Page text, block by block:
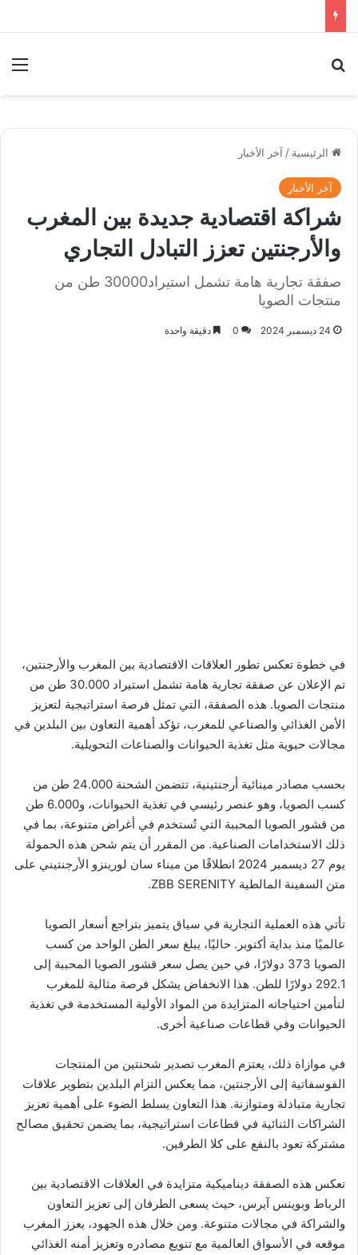
الرئيسية / آخر الأخبار
آخر الأخبار
شراكة اقتصادية جديدة بين المغرب
والأرجنتين تعزز التبادل التجاري
صفقة تجارية هامة تشمل استيراد30000 طن من
منتجات الصويا
24 ديسمبر 2024 0 دقيقة واحدة
في خطوة تعكس تطور العلاقات الاقتصادية بين المغرب والأرجنتين،
تم الإعلان عن صفقة تجارية هامة تشمل استيراد 30.000 طن من
منتجات الصويا. هذه الصفقة، التي تمثل فرصة استراتيجية لتعزيز
الأمن الغذائي والصناعي للمغرب، تؤكد أهمية التعاون بين البلدين في
مجالات حيوية مثل تغذية الحيوانات والصناعات التحويلية.
بحسب مصادر مينائية أرجنتينية، تتضمن الشحنة 24.000 طن من
كسب الصويا، وهو عنصر رئيسي في تغذية الحيوانات، و6.000 طن
من قشور الصويا المحببة التي تُستخدم في أغراض متنوعة، بما في
ذلك الاستخدامات الصناعية. من المقرر أن يتم شحن هذه الحمولة
يوم 27 ديسمبر 2024 انطلاقًا من ميناء سان لورينزو الأرجنتيني على
متن السفينة المالطية ZBB SERENITY.
تأتي هذه العملية التجارية في سياق يتميز بتراجع أسعار الصويا
عالميًا منذ بداية أكتوبر. حاليًا، يبلغ سعر الطن الواحد من كسب
الصويا 373 دولارًا، في حين يصل سعر قشور الصويا المحببة إلى
292.1 دولارًا للطن. هذا الانخفاض يشكل فرصة مثالية للمغرب
لتأمين احتياجاته المتزايدة من المواد الأولية المستخدمة في تغذية
الحيوانات وفي قطاعات صناعية أخرى.
في موازاة ذلك، يعتزم المغرب تصدير شحنتين من المنتجات
الفوسفاتية إلى الأرجنتين، مما يعكس التزام البلدين بتطوير علاقات
تجارية متبادلة ومتوازنة. هذا التعاون يسلط الضوء على أهمية تعزيز
الشراكات الثنائية في قطاعات استراتيجية، بما يضمن تحقيق مصالح
مشتركة تعود بالنفع على كلا الطرفين.
تعكس هذه الصفقة ديناميكية متزايدة في العلاقات الاقتصادية بين
الرباط وبوينس آيرس، حيث يسعى الطرفان إلى تعزيز التعاون
والشراكة في مجالات متنوعة. ومن خلال هذه الجهود، يعزز المغرب
موقعه في الأسواق العالمية مع تنويع مصادره وتعزيز أمنه الغذائي